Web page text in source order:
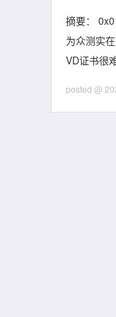
摘要：
为众测实
VD证书很
posted @